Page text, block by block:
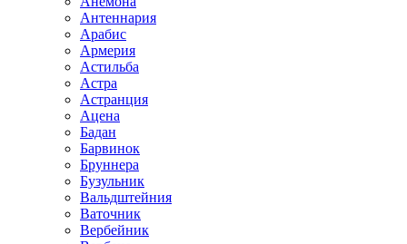
Антеннария
Арабис
Армерия
Астильба
Астра
Астранция
Ацена
Бадан
Барвинок
Бруннера
Бузульник
Вальдштейния
Ваточник
Вербейник